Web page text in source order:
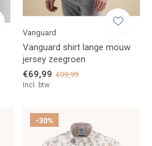
Vanguard
Vanguard shirt lange mouw
jersey zeegroen
€69,99 €99,99
Incl. btw
-30%